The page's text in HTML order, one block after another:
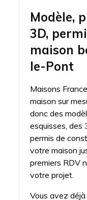
Modèle,
3D,
maison
le-Pont
Maisons
maison sur
donc des
esquisses, des
permis de
votre maison
premiers RDV
votre projet.
Vous avez déjà